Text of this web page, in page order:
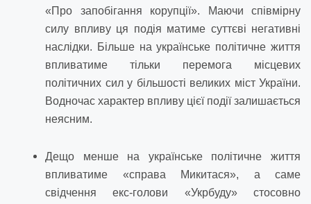
«Про запобігання корупції». Маючи співмірну
силу впливу ця подія матиме суттєві негативні
наслідки. Більше на українське політичне життя
впливатиме тільки перемога місцевих
політичних сил у більшості великих міст України.
Водночас характер впливу цієї події залишається
неясним.
Дещо менше на українське політичне життя
впливатиме «справа Микитася», а саме
свідчення екс-голови «Укрбуду» стосовно